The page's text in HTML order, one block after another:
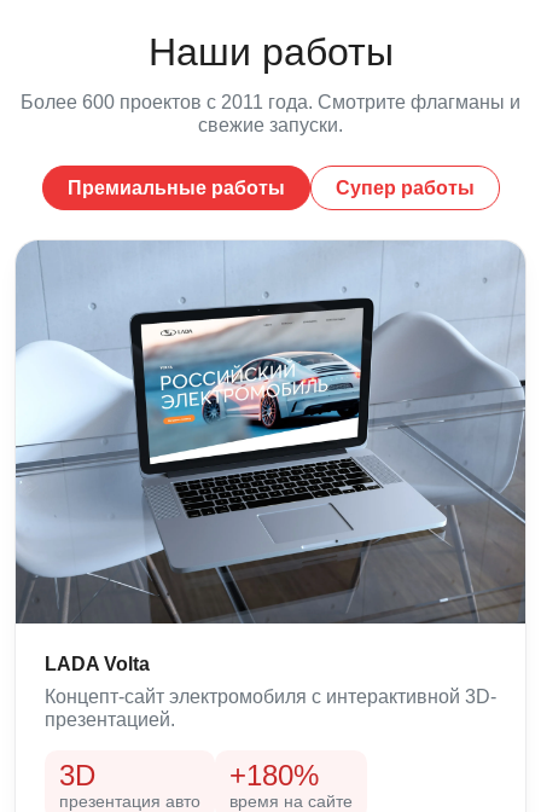
Наши работы
Более 600 проектов с 2011 года. Смотрите флагманы и
свежие запуски.
Премиальные работы Супер работы
LADA Volta
Концепт-сайт электромобиля с интерактивной 3D-
презентацией.
3D
презентация авто
+180%
время на сайте